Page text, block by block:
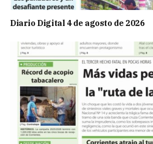
Diario Digital 4 de agosto de 2026